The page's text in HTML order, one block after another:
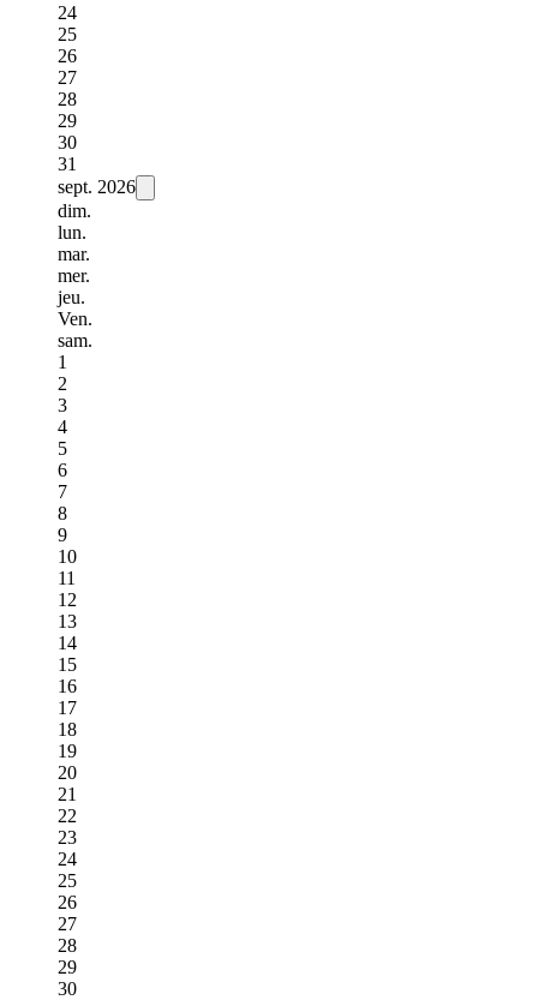
24
25
26
27
28
29
30
31
sept. 2026
dim.
lun.
mar.
mer.
jeu.
Ven.
sam.
1
2
3
4
5
6
7
8
9
10
11
12
13
14
15
16
17
18
19
20
21
22
23
24
25
26
27
28
29
30